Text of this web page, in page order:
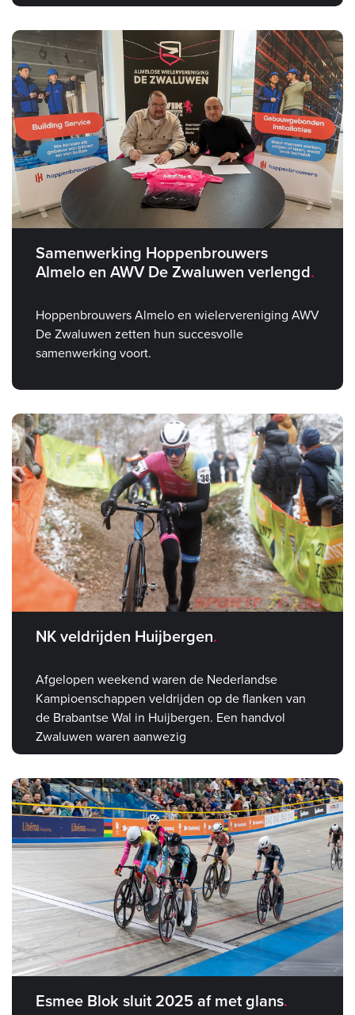
Samenwerking Hoppenbrouwers
Almelo en AWV De Zwaluwen verlengd
Hoppenbrouwers Almelo en wielervereniging AWV
De Zwaluwen zetten hun succesvolle
samenwerking voort.
NK veldrijden Huijbergen
Afgelopen weekend waren de Nederlandse
Kampioenschappen veldrijden op de flanken van
de Brabantse Wal in Huijbergen. Een handvol
Zwaluwen waren aanwezig
Esmee Blok sluit 2025 af met glans